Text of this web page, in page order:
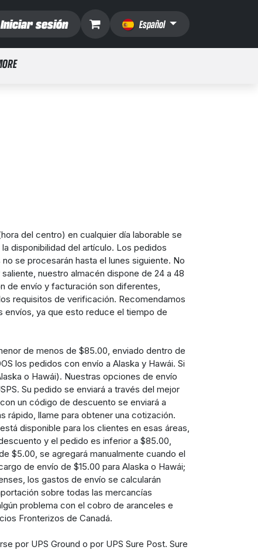
Iniciar sesión Español
del centro) en cualquier día laborable se
disponibilidad del artículo. Los pedidos
se procesarán hasta el lunes siguiente. No
nuestro almacén dispone de 24 a 48
de envío y facturación son diferentes,
requisitos de verificación. Recomendamos
envíos, ya que esto reduce el tiempo de
de menos de $85.00, enviado dentro de
los pedidos con envío a Alaska y Hawái. Si
o Hawái). Nuestras opciones de envío
Su pedido se enviará a través del mejor
un código de descuento se enviará a
rápido, llame para obtener una cotización.
disponible para los clientes en esas áreas,
y el pedido es inferior a $85.00,
$5.00, se agregará manualmente cuando el
de envío de $15.00 para Alaska o Hawái;
los gastos de envío se calcularán
sobre todas las mercancías
problema con el cobro de aranceles e
Fronterizos de Canadá.​
por UPS Ground o por UPS Sure Post. Sure